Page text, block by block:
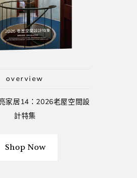
overview
家居14：2026老屋空間設
計特集
Shop Now